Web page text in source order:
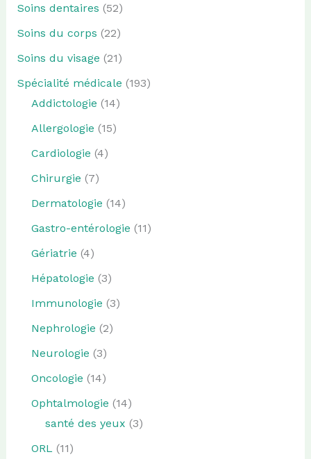
Soins dentaires (52)
Soins du corps (22)
Soins du visage (21)
Spécialité médicale (193)
Addictologie (14)
Allergologie (15)
Cardiologie (4)
Chirurgie (7)
Dermatologie (14)
Gastro-entérologie (11)
Gériatrie (4)
Hépatologie (3)
Immunologie (3)
Nephrologie (2)
Neurologie (3)
Oncologie (14)
Ophtalmologie (14)
santé des yeux (3)
ORL (11)